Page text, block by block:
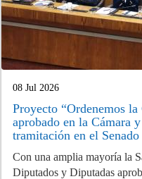
08 Jul 2026
Proyecto “Ordenemos la
aprobado en la Cámara
tramitación en el Senado
Con una amplia mayoría la
Diputados y Diputadas